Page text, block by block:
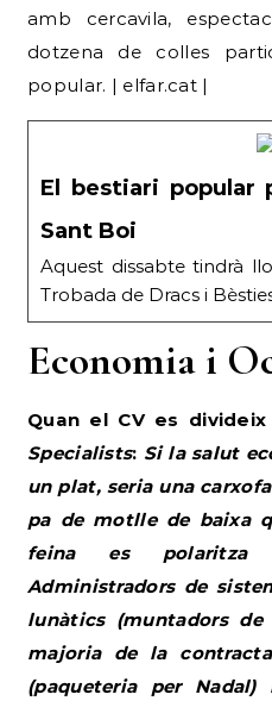
amb cercavila,
dotzena de colles
popular. | elfar.cat |
El bestiari popular
Sant Boi
Aquest dissabte tindrà
Trobada de Dracs i
Economia i
Quan el CV es
Specialists: Si la salut
un plat, seria una
pa de motlle de baixa
feina es polaritza
Administradors de
lunàtics (muntadors de
majoria de la
(paqueteria per